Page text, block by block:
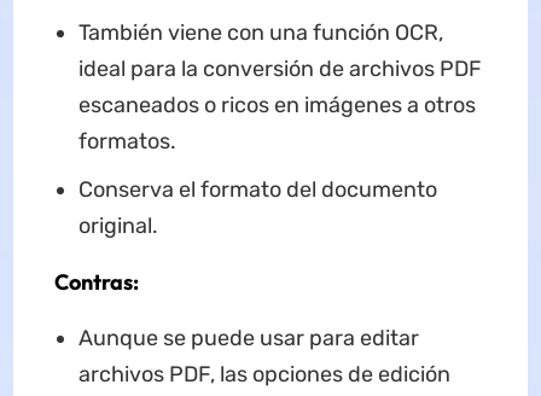
También viene con una función OCR,
ideal para la conversión de archivos PDF
escaneados o ricos en imágenes a otros
formatos.
Conserva el formato del documento
original.
Contras:
Aunque se puede usar para editar
archivos PDF, las opciones de edición